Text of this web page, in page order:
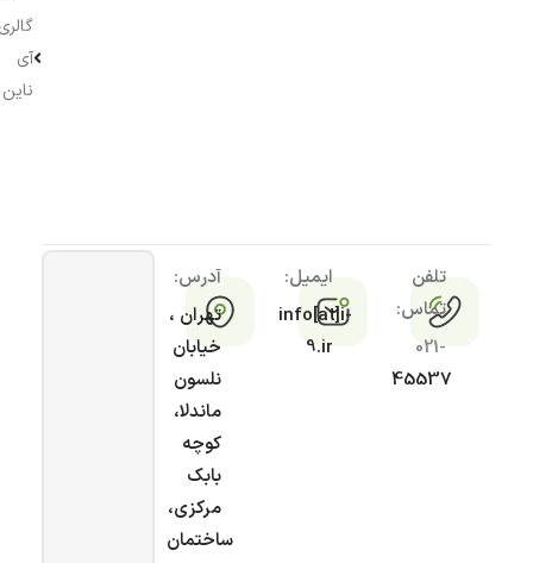
آی
ناین
تلفن
تماس:
021-
45537
ایمیل:
info[at]i-
9.ir
آدرس:
تهران ،
خیابان
نلسون
ماندلا،
کوچه
بابک
مرکزی،
ساختمان